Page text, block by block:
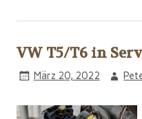
VW T5/T6 in
März 20, 2022